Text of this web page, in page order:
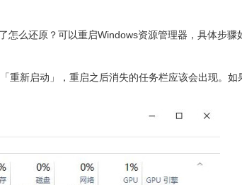
么还原？可以重启Windows资源管理器，具体步骤
重新启动」，重启之后消失的任务栏应该会出现。